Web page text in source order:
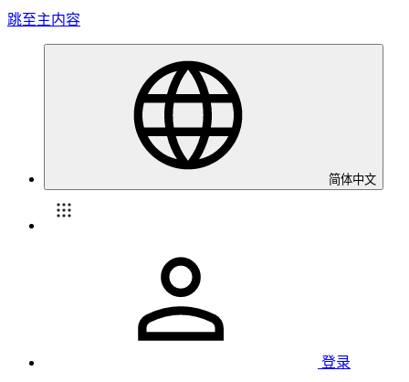
跳至主内容
简体中文
登录